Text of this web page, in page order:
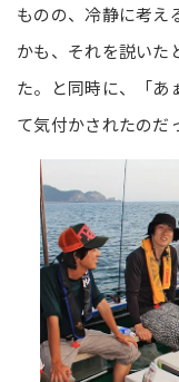
ものの、冷静に考え
かも、それを説いた
た。と同時に、「あ
て気付かされたのだ